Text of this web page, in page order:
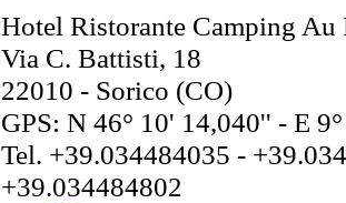
Hotel Ristorante Camping Au
Via C. Battisti, 18
22010 - Sorico (CO)
GPS: N 46° 10' 14,040'' - E
Tel. +39.034484035 -
+39.034484802